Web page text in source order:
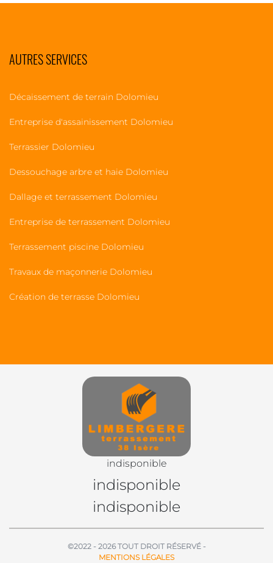
AUTRES SERVICES
Décaissement de terrain Dolomieu
Entreprise d'assainissement Dolomieu
Terrassier Dolomieu
Dessouchage arbre et haie Dolomieu
Dallage et terrassement Dolomieu
Entreprise de terrassement Dolomieu
Terrassement piscine Dolomieu
Travaux de maçonnerie Dolomieu
Création de terrasse Dolomieu
indisponible
indisponible
indisponible
©2022 - 2026 TOUT DROIT RÉSERVÉ -
MENTIONS LÉGALES